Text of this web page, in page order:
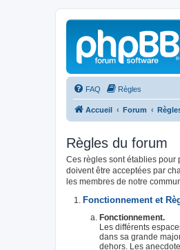
FAQ Règles
Accueil Forum
Règles du forum
Ces règles sont établies pour
doivent être acceptées par
les membres de notre
Fonctionnement et
Fonctionnement.
Les différents
dans sa grande
dehors. Les